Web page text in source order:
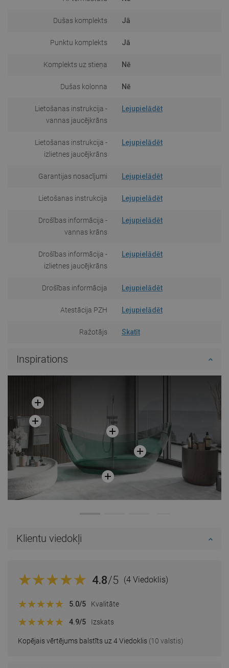
Dušas komplekts Jā
Punktu komplekts Jā
Komplekts uz stieņa Nē
Dušas kolonna Nē
Lietošanas instrukcija -
vannas jaucējkrāns
Lejupielādēt
Lietošanas instrukcija -
izlietnes jaucējkrāns
Lejupielādēt
Garantijas nosacījumi Lejupielādēt
Lietošanas instrukcija Lejupielādēt
Drošības informācija -
vannas krāns
Lejupielādēt
Drošības informācija -
izlietnes jaucējkrāns
Lejupielādēt
Drošības informācija Lejupielādēt
Atestācija PZH Lejupielādēt
Ražotājs Skatīt
Inspirations
Klientu viedokļi
4.8/5 (4 Viedoklis)
Kopējais vērtējums balstīts uz 4 Viedoklis (10 valstis)
5.0/5 Kvalitāte
4.9/5 Izskats